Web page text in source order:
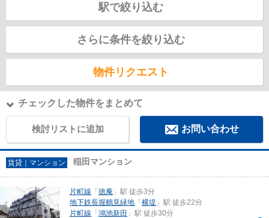
駅で絞り込む
さらに条件を絞り込む
物件リクエスト
チェックした物件をまとめて
検討リストに追加 お問い合わせ
賃貸｜マンション 稲田マンション
片町線 「 徳庵 」駅 徒歩3分
地下鉄長堀鶴見緑地 「 横堤 」駅 徒歩22分
片町線 「 鴻池新田 」駅 徒歩30分